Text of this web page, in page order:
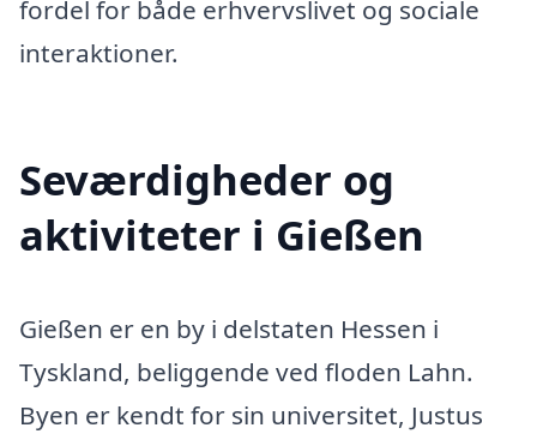
fordel for både erhvervslivet og sociale
interaktioner.
Seværdigheder og
aktiviteter i Gießen
Gießen er en by i delstaten Hessen i
Tyskland, beliggende ved floden Lahn.
Byen er kendt for sin universitet, Justus